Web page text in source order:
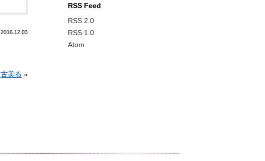
2016.12.03
古美る »
RSS Feed
RSS 2.0
RSS 1.0
Atom